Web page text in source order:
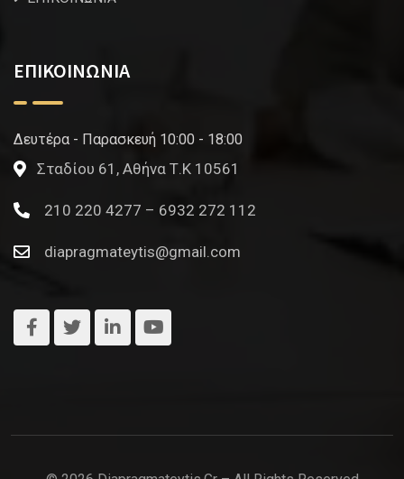
ΕΠΙΚΟΙΝΩΝΙΑ
Δευτέρα - Παρασκευή 10:00 - 18:00
Σταδίου 61, Αθήνα Τ.Κ 10561
210 220 4277 – 6932 272 112
diapragmateytis@gmail.com